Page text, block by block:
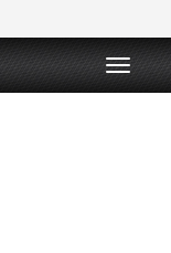
T
o
g